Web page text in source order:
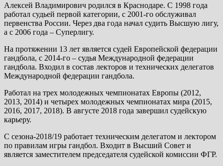
Алексей Владимирович родился в Краснодаре. С 1998 года
работал судьей первой категории, с 2001-го обслуживал
первенства России. Через два года начал судить Высшую лигу,
а с 2006 года – Суперлигу.
На протяжении 13 лет является судей Европейской федерации
гандбола, с 2014-го – судья Международной федерации
гандбола. Входил в состав лекторов и технических делегатов
Международной федерации гандбола.
Работал на трех молодежных чемпионатах Европы (2012,
2013, 2014) и четырех молодежных чемпионатах мира (2015,
2016, 2017, 2018). В августе 2018 года завершил судейскую
карьеру.
С сезона-2018/19 работает техническим делегатом и лектором
по правилам игры гандбол. Входит в Высший Совет и
является заместителем председателя судейской комиссии ФГР.